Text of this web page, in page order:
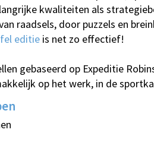
kwaliteiten als
raadsels, door puzzels en
editie is net zo effectief!
gebaseerd op Expeditie
op het werk, in de